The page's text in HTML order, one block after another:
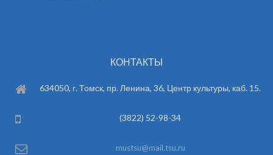
КОНТАКТЫ
634050, г. Томск, пр. Ленина, 36, Центр культуры, каб. 15.
(3822) 52-98-34
mustsu@mail.tsu.ru